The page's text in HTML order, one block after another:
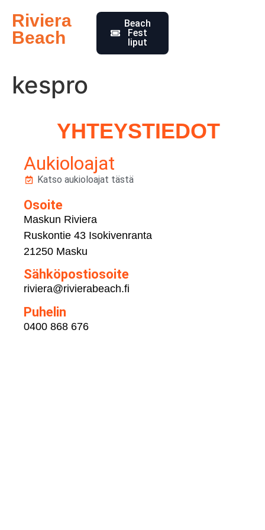
Riviera
Beach
Beach
Fest
liput
kespro
YHTEYSTIEDOT
Aukioloajat
Katso aukioloajat tästä
Osoite
Maskun Riviera
Ruskontie 43 Isokivenranta
21250 Masku
Sähköpostiosoite
riviera@rivierabeach.fi
Puhelin
0400 868 676